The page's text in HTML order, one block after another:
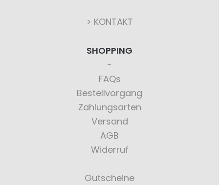
> KONTAKT
SHOPPING
FAQs
Bestellvorgang
Zahlungsarten
Versand
AGB
Widerruf
Gutscheine